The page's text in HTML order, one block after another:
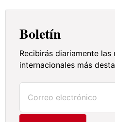
Boletín
Recibirás diariamente
internacionales más